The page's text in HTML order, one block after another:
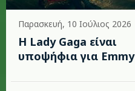
Παρασκευή, 10 Ιούλιος 2026
Η Lady Gaga είναι
υποψήφια για Emmy